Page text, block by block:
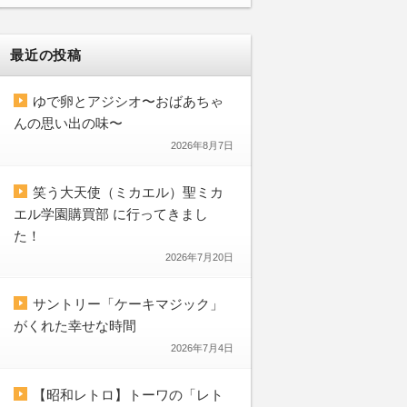
最近の投稿
ゆで卵とアジシオ〜おばあちゃ
んの思い出の味〜
2026年8月7日
笑う大天使（ミカエル）聖ミカ
エル学園購買部 に行ってきまし
た！
2026年7月20日
サントリー「ケーキマジック」
がくれた幸せな時間
2026年7月4日
【昭和レトロ】トーワの「レト